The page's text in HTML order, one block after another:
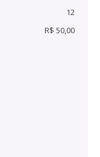
12
R$ 50,00